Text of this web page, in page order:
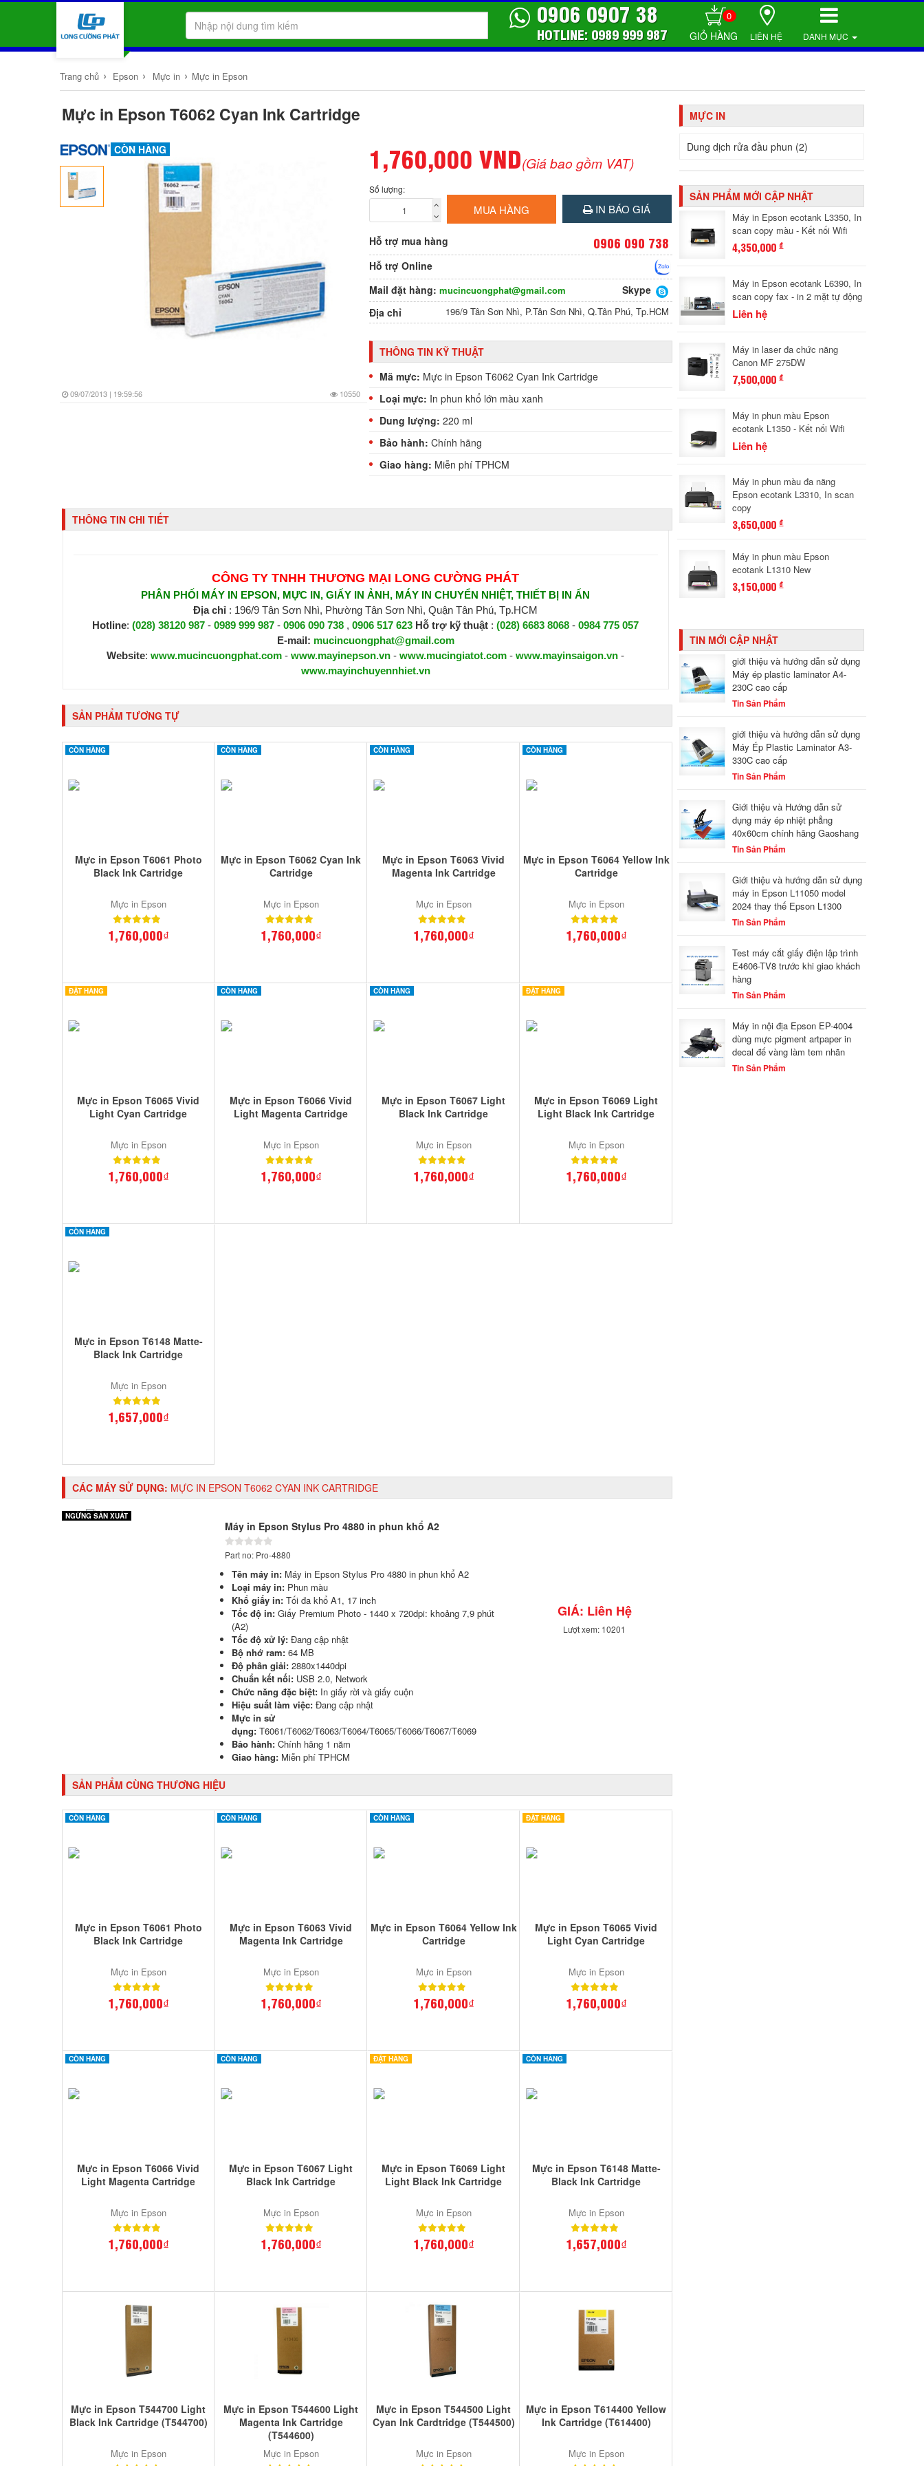
0
DANH MỤC
0906 0907 38
HOTLINE: 0989 999 987 LIÊN HỆ
Trang chủ › Epson › Mực in › Mực in Epson
Mực in Epson T6062 Cyan Ink Cartridge
CÒN HÀNG
09/07/2013 | 19:59:56 10550
1,760,000 VND(Giá bao gồm VAT)
Số lượng:
MUA HÀNG IN BÁO GIÁ
Hỗ trợ mua hàng 0906 090 738
Hỗ trợ Online
Mail đặt hàng: mucincuongphat@gmail.com
Skype
Địa chỉ
196/9 Tân Sơn Nhì, P.Tân Sơn Nhì, Q.Tân Phú, Tp.HCM
THÔNG TIN KỸ THUẬT
Mã mực: Mực in Epson T6062 Cyan Ink Cartridge
Loại mực: In phun khổ lớn màu xanh
Dung lượng: 220 ml
Bảo hành: Chính hãng
Giao hàng: Miễn phí TPHCM
THÔNG TIN CHI TIẾT
CÔNG TY TNHH THƯƠNG MẠI LONG CƯỜNG PHÁT
PHÂN PHỐI MÁY IN EPSON, MỰC IN, GIẤY IN ẢNH, MÁY IN CHUYỂN NHIỆT, THIẾT BỊ IN ẤN
Địa chỉ : 196/9 Tân Sơn Nhì, Phường Tân Sơn Nhì, Quận Tân Phú, Tp.HCM
Hotline:(028) 38120 987-0989 999 987-0906 090 738 ,0906 517 623 Hỗ trợ kỹ thuật :(028) 6683 8068 -0984 775 057
E-mail: mucincuongphat@gmail.com
Website:www.mucincuongphat.com -www.mayinepson.vn -www.mucingiatot.com -www.mayinsaigon.vn -
www.mayinchuyennhiet.vn
SẢN PHẨM TƯƠNG TỰ
CÒN HÀNG
Mực in Epson T6061 Photo
Black Ink Cartridge
Mực in Epson
1,760,000₫
CÒN HÀNG
Mực in Epson T6062 Cyan Ink
Cartridge
Mực in Epson
1,760,000₫
CÒN HÀNG
Mực in Epson T6063 Vivid
Magenta Ink Cartridge
Mực in Epson
1,760,000₫
CÒN HÀNG
Mực in Epson T6064 Yellow Ink
Cartridge
Mực in Epson
1,760,000₫
ĐẶT HÀNG
Mực in Epson T6065 Vivid
Light Cyan Cartridge
Mực in Epson
1,760,000₫
CÒN HÀNG
Mực in Epson T6066 Vivid
Light Magenta Cartridge
Mực in Epson
1,760,000₫
CÒN HÀNG
Mực in Epson T6067 Light
Black Ink Cartridge
Mực in Epson
1,760,000₫
ĐẶT HÀNG
Mực in Epson T6069 Light
Light Black Ink Cartridge
Mực in Epson
1,760,000₫
CÒN HÀNG
Mực in Epson T6148 Matte-
Black Ink Cartridge
Mực in Epson
1,657,000₫
CÁC MÁY SỬ DỤNG: MỰC IN EPSON T6062 CYAN INK CARTRIDGE
NGỪNG SẢN XUẤT
Máy in Epson Stylus Pro 4880 in phun khổ A2
Part no: Pro-4880
Tên máy in: Máy in Epson Stylus Pro 4880 in phun khổ A2
Loại máy in:Phun màu
Khổ giấy in:Tối đa khổ A1, 17 inch
Tốc độ in: Giấy Premium Photo - 1440 x 720dpi: khoảng 7,9 phút
(A2)
Tốc độ xử lý:Đang cập nhật
Bộ nhớ ram:64 MB
Độ phân giải: 2880x1440dpi
Chuẩn kết nối:USB 2.0, Network
Chức năng đặc biệt:In giấy rời và giấy cuộn
Hiệu suất làm việc:Đang cập nhật
Mực in sử
dụng: T6061/T6062/T6063/T6064/T6065/T6066/T6067/T6069
Bảo hành:Chính hãng 1 năm
Giao hàng:Miễn phí TPHCM
GIÁ: Liên Hệ
Lượt xem: 10201
SẢN PHẨM CÙNG THƯƠNG HIỆU
CÒN HÀNG
Mực in Epson T6061 Photo
Black Ink Cartridge
Mực in Epson
1,760,000₫
CÒN HÀNG
Mực in Epson T6063 Vivid
Magenta Ink Cartridge
Mực in Epson
1,760,000₫
CÒN HÀNG
Mực in Epson T6064 Yellow Ink
Cartridge
Mực in Epson
1,760,000₫
ĐẶT HÀNG
Mực in Epson T6065 Vivid
Light Cyan Cartridge
Mực in Epson
1,760,000₫
CÒN HÀNG
Mực in Epson T6066 Vivid
Light Magenta Cartridge
Mực in Epson
1,760,000₫
CÒN HÀNG
Mực in Epson T6067 Light
Black Ink Cartridge
Mực in Epson
1,760,000₫
ĐẶT HÀNG
Mực in Epson T6069 Light
Light Black Ink Cartridge
Mực in Epson
1,760,000₫
CÒN HÀNG
Mực in Epson T6148 Matte-
Black Ink Cartridge
Mực in Epson
1,657,000₫
Mực in Epson T544700 Light
Black Ink Cartridge (T544700)
Mực in Epson
Mực in Epson T544600 Light
Magenta Ink Cartridge
(T544600)
Mực in Epson
Mực in Epson T544500 Light
Cyan Ink Cardtridge (T544500)
Mực in Epson
Mực in Epson T614400 Yellow
Ink Cartridge (T614400)
Mực in Epson
MỰC IN
Dung dịch rửa đầu phun (2)
SẢN PHẨM MỚI CẬP NHẬT
Máy in Epson ecotank L3350, In
scan copy màu - Kết nối Wifi
4,350,000đ
Máy in Epson ecotank L6390, In
scan copy fax - in 2 mặt tự động
Liên hệ
Máy in laser đa chức năng
Canon MF 275DW
7,500,000đ
Máy in phun màu Epson
ecotank L1350 - Kết nối Wifi
Liên hệ
Máy in phun màu đa năng
Epson ecotank L3310, In scan
copy
3,650,000đ
Máy in phun màu Epson
ecotank L1310 New
3,150,000đ
TIN MỚI CẬP NHẬT
giới thiệu và hướng dẫn sử dụng
Máy ép plastic laminator A4-
230C cao cấp
Tin Sản Phẩm
giới thiệu và hướng dẫn sử dụng
Máy Ép Plastic Laminator A3-
330C cao cấp
Tin Sản Phẩm
Giới thiệu và Hướng dẫn sử
dụng máy ép nhiệt phẳng
40x60cm chính hãng Gaoshang
Tin Sản Phẩm
Giới thiệu và hướng dẫn sử dụng
máy in Epson L11050 model
2024 thay thế Epson L1300
Tin Sản Phẩm
Test máy cắt giấy điện lập trình
E4606-TV8 trước khi giao khách
hàng
Tin Sản Phẩm
Máy in nội địa Epson EP-4004
dùng mực pigment artpaper in
decal đế vàng làm tem nhãn
Tin Sản Phẩm